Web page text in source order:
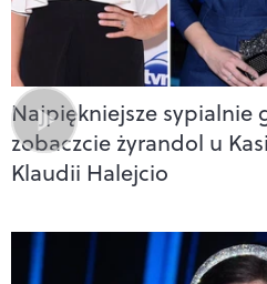
Najpiękniejsze sypialnie
zobaczcie żyrandol u
Klaudii Halejcio